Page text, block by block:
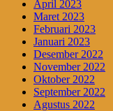
April 2023
Maret 2023
Februari 2023
Januari 2023
Desember 2022
November 2022
Oktober 2022
September 2022
Agustus 2022